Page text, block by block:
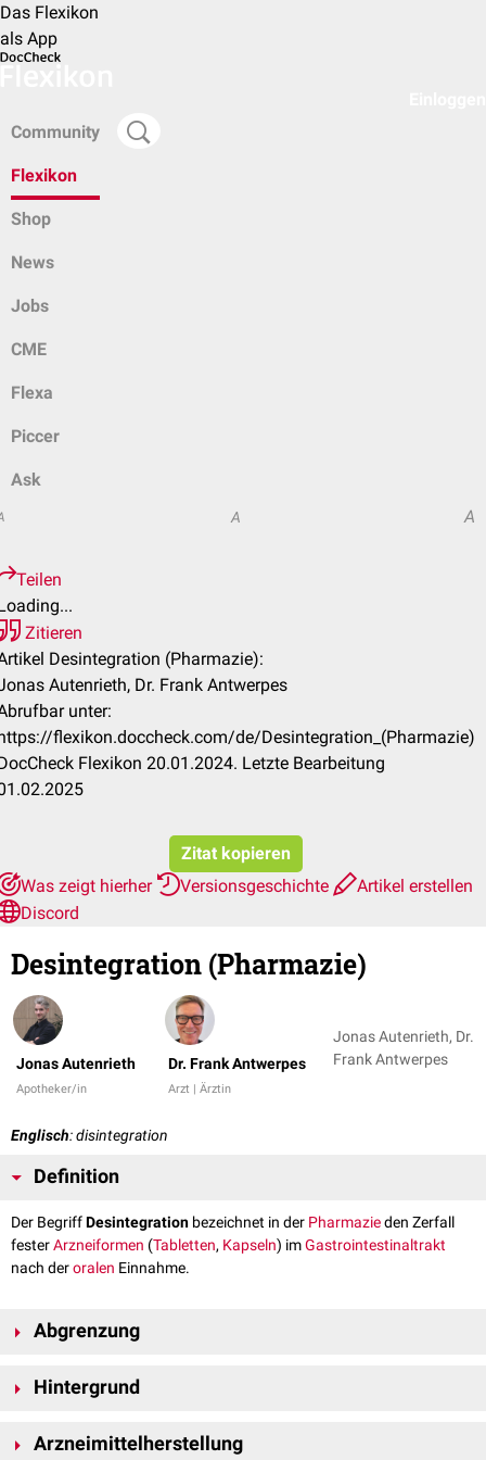
Das Flexikon
als App
Community
Flexikon
Shop
News
Jobs
CME
Flexa
Piccer
Ask
A A
Teilen
Zitieren
Desintegration (Pharmazie):
Autenrieth, Dr. Frank Antwerpes
unter:
flexikon.doccheck.com/de/Desintegration_(Pharmazie)
Flexikon 20.01.2024. Letzte Bearbeitung
Zitat kopieren
Was zeigt hierher
Versionsgeschichte
Artikel erstellen
Discord
Desintegration (Pharmazie)
Jonas Autenrieth
Apotheker/in
Dr. Frank Antwerpes
Arzt | Ärztin
Jonas Autenrieth, Dr.
Frank Antwerpes
Englisch: disintegration
Definition
Der BegriffDesintegration bezeichnet in der Pharmazieden Zerfall
festerArzneiformen (Tabletten, Kapseln) imGastrointestinaltrakt
nach deroralen Einnahme.
Abgrenzung
werden. Die Desintegration beschreibt ausschließlich den Prozess des
Hintergrund
imLADME-Schema. Der Zerfall ist essentiell für
Arzneimittelherstellung